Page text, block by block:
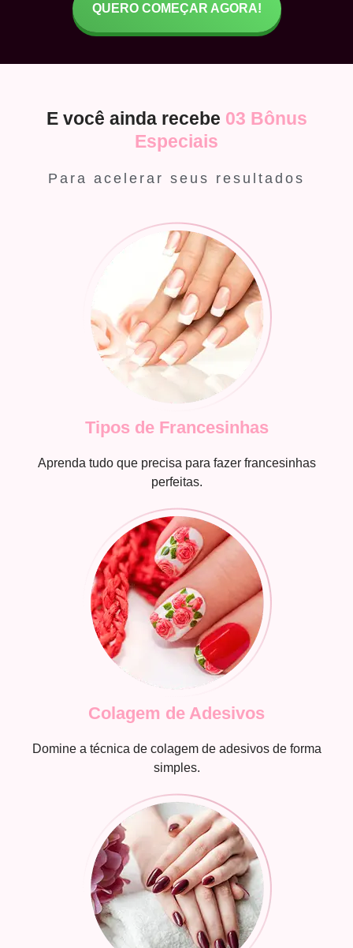
QUERO COMEÇAR AGORA!
E você ainda recebe 03 Bônus
Especiais
Para acelerar seus resultados
Tipos de Francesinhas
Aprenda tudo que precisa para fazer francesinhas
perfeitas.
Colagem de Adesivos
Domine a técnica de colagem de adesivos de forma
simples.